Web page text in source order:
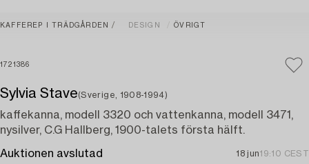
KAFFEREP I TRÄDGÅRDEN DESIGN ÖVRIGT
1721386
Sylvia Stave(Sverige, 1908-1994)
kaffekanna, modell 3320 och vattenkanna, modell 3471,
nysilver, C.G Hallberg, 1900-talets första hälft.
Auktionen avslutad 18 jun19:10 CEST